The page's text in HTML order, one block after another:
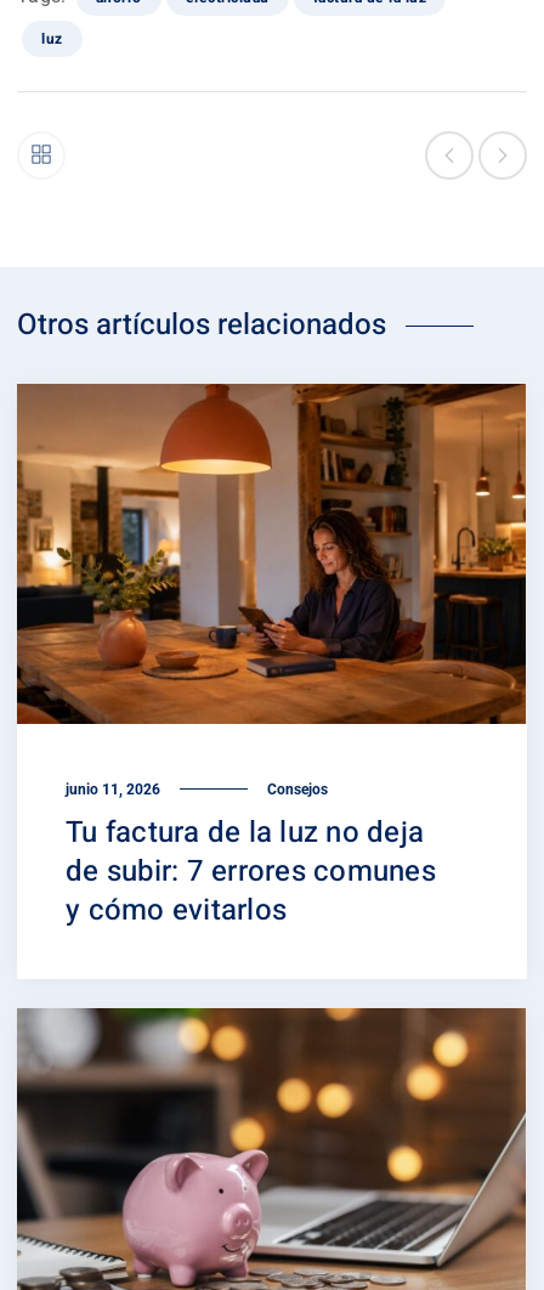
luz
Otros artículos relacionados
junio 11, 2026 Consejos
Tu factura de la luz no deja
de subir: 7 errores comunes
y cómo evitarlos